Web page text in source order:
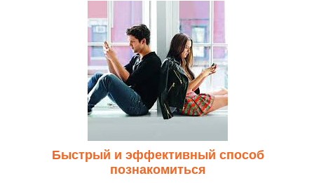
Быстрый и эффективный способ
познакомиться